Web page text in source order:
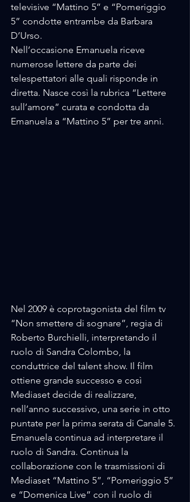
televisive “Mattino 5” e “Pomeriggio
5” condotte entrambe da Barbara
D’Urso.
Nell’occasione Emanuela riceve
numerose lettere da parte dei
telespettatori alle quali risponde in
diretta. Nasce così la rubrica “Lettere
sull’amore” curata e condotta da
Emanuela a “Mattino 5” per tre anni.
Nel 2009 è coprotagonista del film tv
“Non smettere di sognare”, regia di
Roberto Burchielli, interpretando il
ruolo di Sandra Colombo, la
conduttrice del talent show. Il film
ottiene grande successo e così
Mediaset decide di realizzare,
nell’anno successivo, una serie in otto
puntate per la prima serata di Canale 5.
Emanuela continua ad interpretare il
ruolo di Sandra. Continua la
collaborazione con le trasmissioni di
Mediaset “Mattino 5”, “Pomeriggio 5”
e “Domenica Live” con il ruolo di